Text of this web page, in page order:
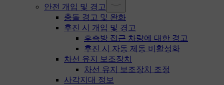
안전 개입 및 경고
충돌 경고 및 완화
후진 시 개입 및 경고
후측방 접근 차량에 대한 경고
후진 시 자동 제동 비활성화
차선 유지 보조장치
차선 유지 보조장치 조정
사각지대 정보